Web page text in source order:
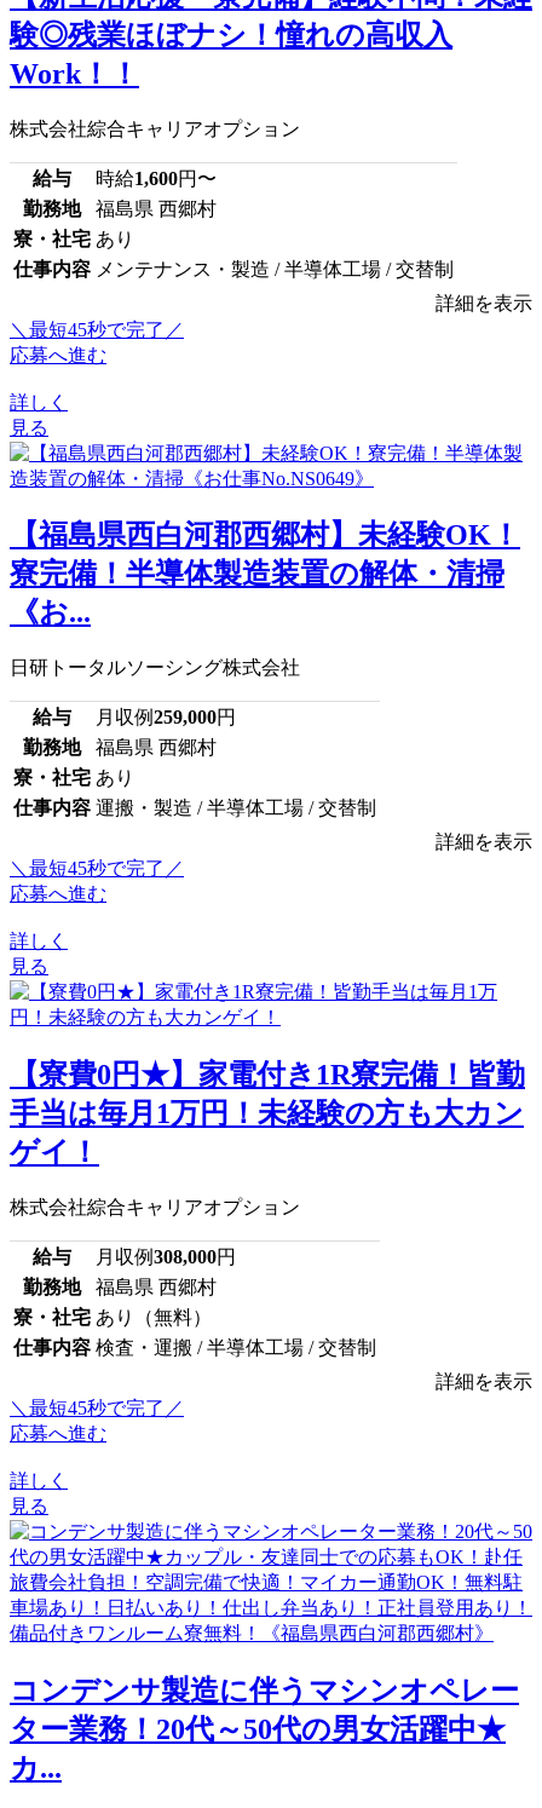
験◎残業ほぼナシ！憧れの高収入
Work！！
株式会社綜合キャリアオプション
給与 時給1,600円〜
勤務地
福島県 西郷村
寮・社宅 あり
仕事内容 メンテナンス・製造 / 半導体工場 / 交替制
詳細を表示
＼最短45秒で完了／
応募へ進む
詳しく
見る
【福島県西白河郡西郷村】未経験OK！
寮完備！半導体製造装置の解体・清掃
《お...
日研トータルソーシング株式会社
給与 月収例259,000円
勤務地
福島県 西郷村
寮・社宅 あり
仕事内容 運搬・製造 / 半導体工場 / 交替制
詳細を表示
＼最短45秒で完了／
応募へ進む
詳しく
見る
【寮費0円★】家電付き1R寮完備！皆勤
手当は毎月1万円！未経験の方も大カン
ゲイ！
株式会社綜合キャリアオプション
給与 月収例308,000円
勤務地
福島県 西郷村
寮・社宅 あり（無料）
仕事内容 検査・運搬 / 半導体工場 / 交替制
詳細を表示
＼最短45秒で完了／
応募へ進む
詳しく
見る
コンデンサ製造に伴うマシンオペレー
ター業務！20代～50代の男女活躍中★
カ...